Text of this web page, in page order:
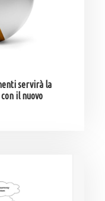
servirà la
il nuovo